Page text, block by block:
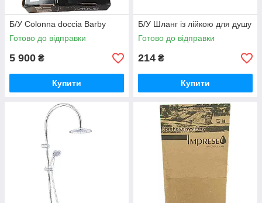
Б/У Colonna doccia Barby
Готово до відправки
5 900 ₴
Купити
Б/У Шланг із лійкою для душу
Готово до відправки
214 ₴
Купити